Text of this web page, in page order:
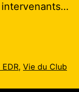
, Vie du Club